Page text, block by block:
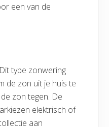
een van de
type zonwering
de zon uit je huis te
zon tegen. De
elektrisch of
aan